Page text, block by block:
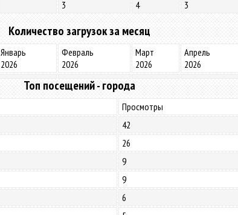
3 4 3
Количество загрузок за месяц
Январь
2026
Февраль
2026
Март
2026
Апрель
2026
Топ посещений - города
Просмотры
42
26
9
9
6